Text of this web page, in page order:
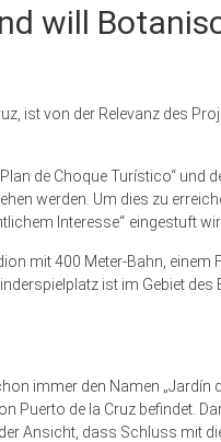
will
ist von der Relevanz des
de Choque Turístico“ und
werden. Um dies zu
Interesse“ eingestuft
mit 400 Meter-Bahn, einem
ist im Gebiet des
immer den Namen „Jardín
Puerto de la Cruz befindet.
Ansicht, dass Schluss mit